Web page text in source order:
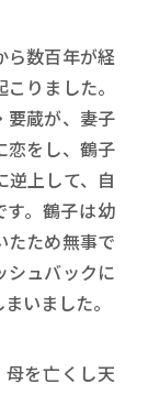
ら数百年が経
りました。
要蔵が、妻子
恋をし、鶴子
逆上して、自
す。鶴子は幼
たため無事で
シュバックに
いました。
を亡くし天